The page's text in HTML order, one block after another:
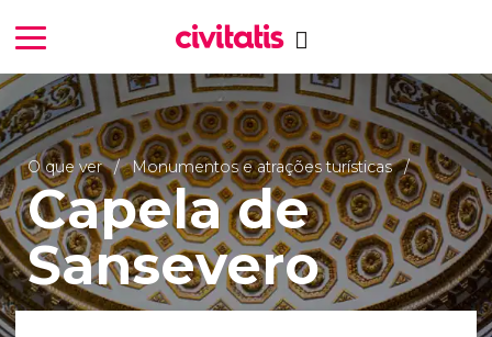
O que ver Monumentos e atrações turísticas
Capela de
Sansevero